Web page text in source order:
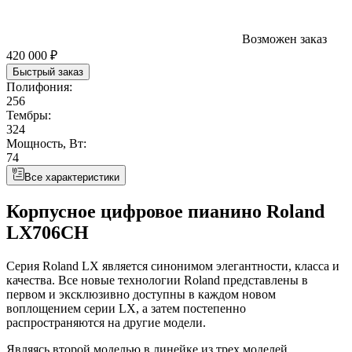
Возможен заказ
420 000 ₽
Быстрый заказ
Полифония:
256
Тембры:
324
Мощность, Вт:
74
Все характеристики
Корпусное цифровое пианино Roland
LX706CH
Серия Roland LX является синонимом элегантности, класса и
качества. Все новые технологии Roland представлены в
первом и эксклюзивно доступны в каждом новом
воплощением серии LX, а затем постепенно
распространяются на другие модели.